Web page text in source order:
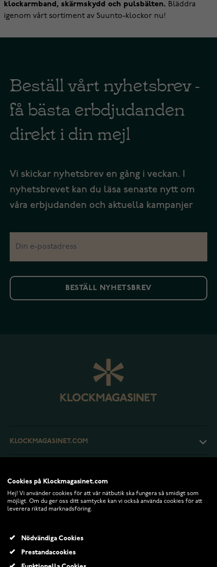
klockarmband, skärmskydd och pulsbälten. Bläddra
igenom vårt sortiment av Suunto-klockor nu!
Beställ vårt nyhetsbrev -
få bästa erbdjudanden
direkt i din mejl
Vi skickar nyhetsbrev en gång i veckan. I
nyhetsbrevet kan du läsa senaste nytt om
våra erbjudanden och aktuella kampanjer
BESTÄLL NYHETSBREV
KLOCKMAGASINET.COM
RETURER OCH VILLKOR
Cookies på Klockmagasinet.com
Hej! Vi använder cookies för att vår nätbutik ska fungera så smidigt som
möjligt. Om du ger oss ditt samtycke kan vi också använda cookies för att
leverera riktad marknadsföring.
Nödvändiga Cookies
Prestandacookies